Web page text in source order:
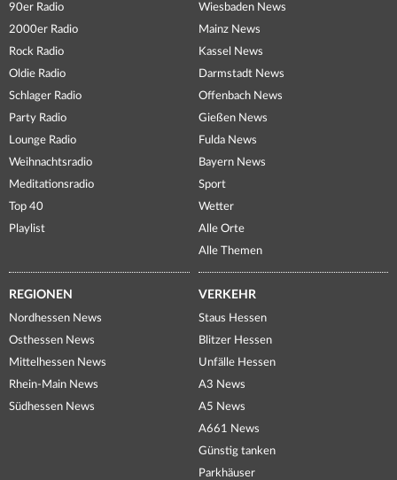
90er Radio
2000er Radio
Rock Radio
Oldie Radio
Schlager Radio
Party Radio
Lounge Radio
Weihnachtsradio
Meditationsradio
Top 40
Playlist
Wiesbaden News
Mainz News
Kassel News
Darmstadt News
Offenbach News
Gießen News
Fulda News
Bayern News
Sport
Wetter
Alle Orte
Alle Themen
REGIONEN
Nordhessen News
Osthessen News
Mittelhessen News
Rhein-Main News
Südhessen News
VERKEHR
Staus Hessen
Blitzer Hessen
Unfälle Hessen
A3 News
A5 News
A661 News
Günstig tanken
Parkhäuser